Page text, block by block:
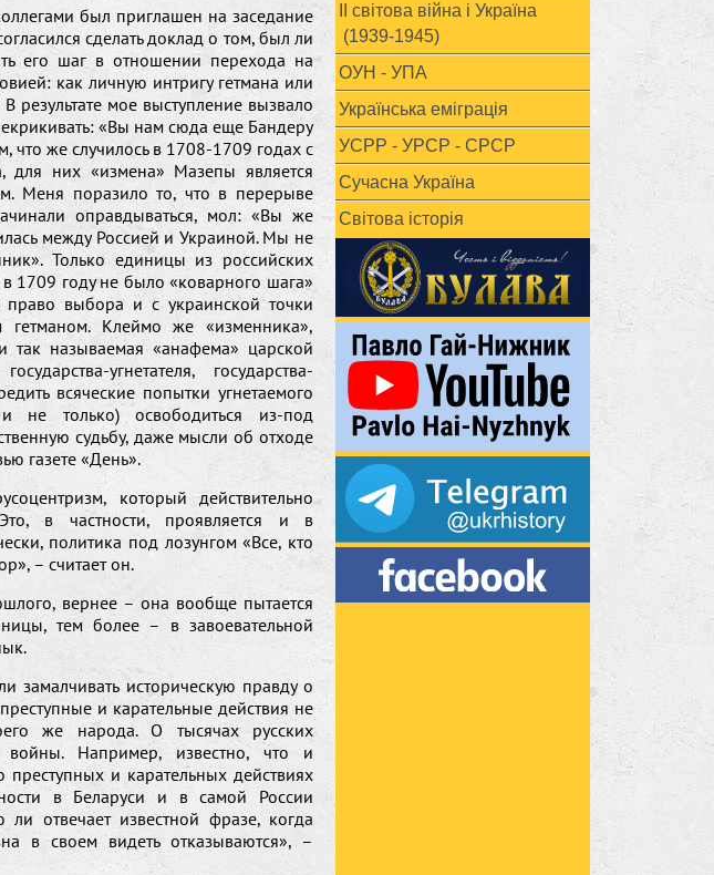
был приглашен на заседание
сделать доклад о том, был ли
его шаг в отношении перехода на
как личную интригу гетмана или
мое выступление вызвало
«Вы нам сюда еще Бандеру
что же случилось в 1708-1709 годах с
для них «измена» Мазепы является
Меня поразило то, что в перерыве
оправдываться, мол: «Вы же
между Россией и Украиной. Мы не
Только единицы из российских
в 1709 году не было «коварного шага»
выбора и с украинской точки
гетманом. Клеймо же «изменника»,
так называемая «анафема» царской
угнетателя, государства-
всяческие попытки угнетаемого
не только) освободиться из-под
судьбу, даже мысли об отходе
газете «День».
который действительно
в частности, проявляется и в
политика под лозунгом «Все, кто
– считает он.
вернее – она вообще пытается
тем более – в завоевательной
замалчивать историческую правду о
и карательные действия не
же народа. О тысячах русских
Например, известно, что и
и карательных действиях
в Беларуси и в самой России
отвечает известной фразе, когда
в своем видеть отказываются», –
ІІ світова війна і Україна
(1939-1945)
ОУН - УПА
Українська еміграція
УСРР - УРСР - СРСР
Сучасна Україна
Світова історія